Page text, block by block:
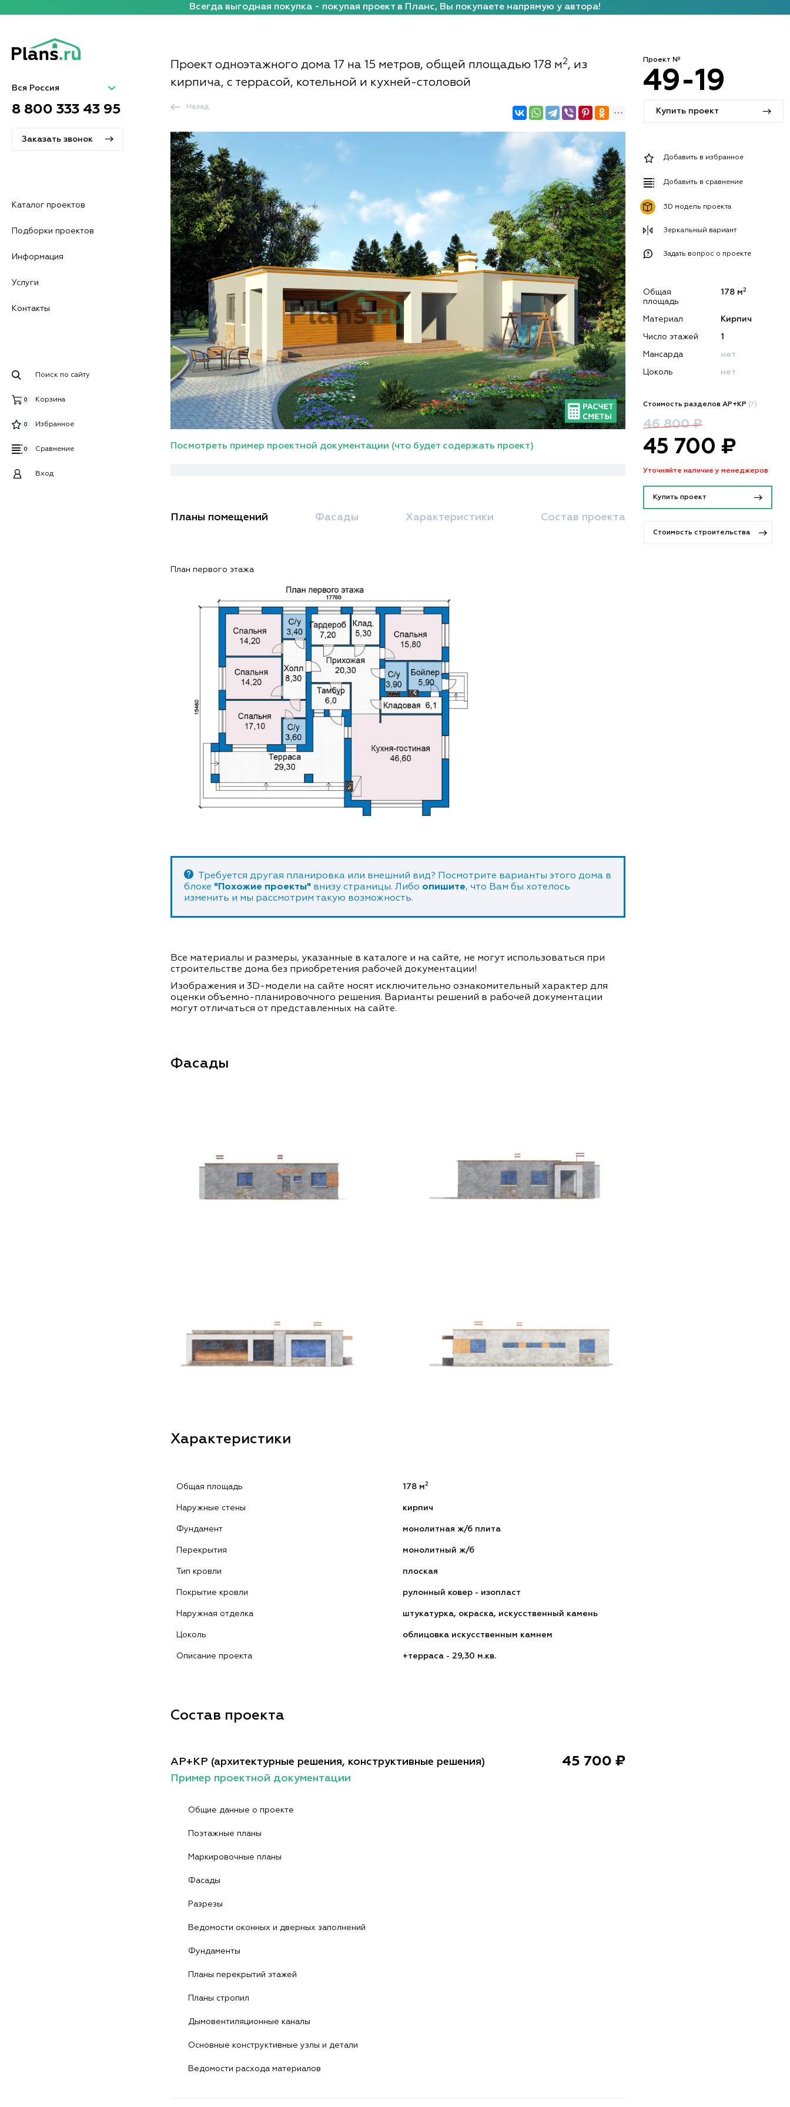
Всегда выгодная покупка - покупая проект в Планс, Вы покупаете напрямую у автора!
Вся Россия
8 800 333 43 95
Заказать звонок
Каталог проектов
Подборки проектов
Информация
Услуги
Контакты
Поиск по сайту
Корзина
0
Избранное
0
Сравнение
0
Вход
Проект одноэтажного дома 17 на 15 метров, общей площадью 178 м2, из
кирпича, с террасой, котельной и кухней-столовой
Назад
Посмотреть пример проектной документации (что будет содержать проект)
Планы помещений Фасады Характеристики Состав проекта
План первого этажа
Требуется другая планировка или внешний вид? Посмотрите варианты этого дома в
блоке "Похожие проекты" внизу страницы. Либо опишите, что Вам бы хотелось
изменить и мы рассмотрим такую возможность.
Все материалы и размеры, указанные в каталоге и на сайте, не могут использоваться при
строительстве дома без приобретения рабочей документации!
Изображения и 3D-модели на сайте носят исключительно ознакомительный характер для
оценки объемно-планировочного решения. Варианты решений в рабочей документации
могут отличаться от представленных на сайте.
Фасады
Характеристики
Общая площадь 178 м2
Наружные стены кирпич
Фундамент монолитная ж/б плита
Перекрытия монолитный ж/б
Тип кровли плоская
Покрытие кровли рулонный ковер - изопласт
Наружная отделка штукатурка, окраска, искусственный камень
Цоколь облицовка искусственным камнем
Описание проекта +терраса - 29,30 м.кв.
Состав проекта
АР+КР (архитектурные решения, конструктивные решения)
Пример проектной документации
45 700 ₽
Общие данные о проекте
Поэтажные планы
Маркировочные планы
Фасады
Разрезы
Ведомости оконных и дверных заполнений
Фундаменты
Планы перекрытий этажей
Планы стропил
Дымовентиляционные каналы
Основные конструктивные узлы и детали
Ведомости расхода материалов
Проект №
49-19
Купить проект
Добавить в избранное
Добавить в сравнение
3D модель проекта
Зеркальный вариант
Задать вопрос о проекте
Общая
площадь
178 м2
Материал Кирпич
Число этажей 1
Мансарда нет
Цоколь нет
Стоимость разделов АР+КР (?)
46 800 ₽
45 700 ₽
Уточняйте наличие у менеджеров
Купить проект
Стоимость строительства